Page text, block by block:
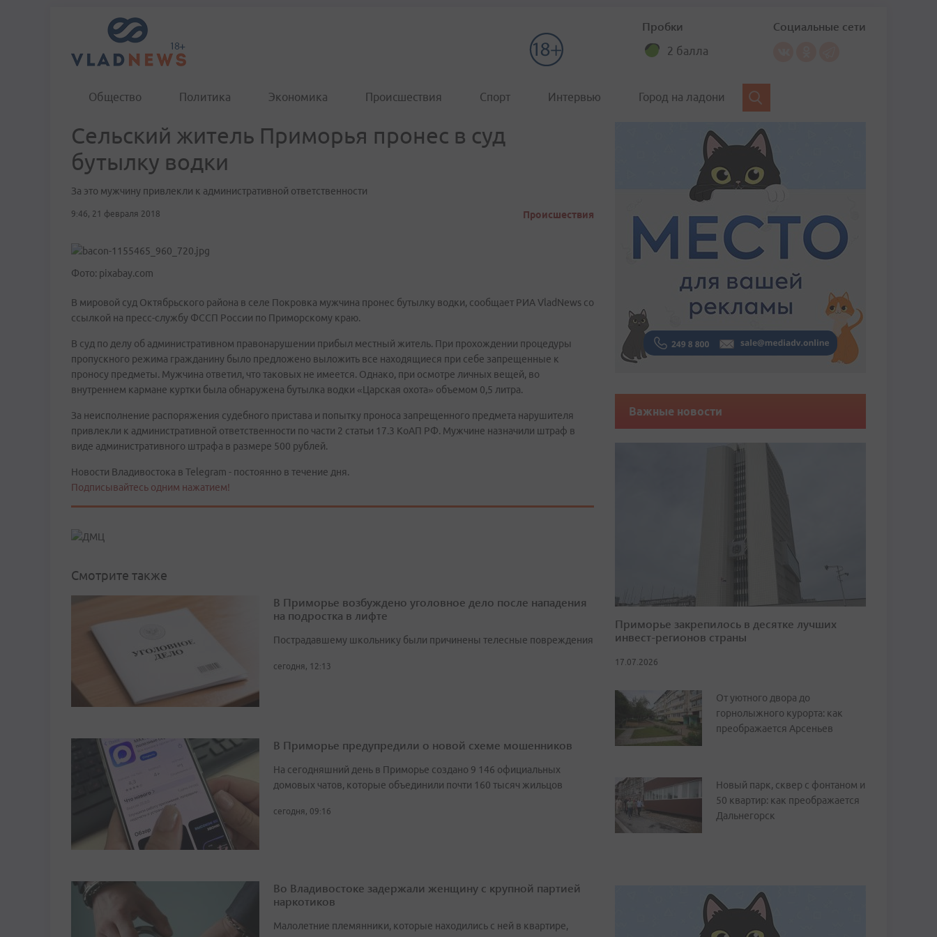
Пробки
2 балла
Социальные сети
Общество Политика Экономика Происшествия Спорт Интервью Город на ладони
Сельский житель Приморья пронес в суд
бутылку водки
За это мужчину привлекли к административной ответственности
9:46, 21 февраля 2018 Происшествия
Фото: pixabay.com
В мировой суд Октябрьского района в селе Покровка мужчина пронес бутылку водки, сообщает РИА VladNews со
ссылкой на пресс-службу ФССП России по Приморскому краю.
В суд по делу об административном правонарушении прибыл местный житель. При прохождении процедуры
пропускного режима гражданину было предложено выложить все находящиеся при себе запрещенные к
проносу предметы. Мужчина ответил, что таковых не имеется. Однако, при осмотре личных вещей, во
внутреннем кармане куртки была обнаружена бутылка водки «Царская охота» объемом 0,5 литра.
За неисполнение распоряжения судебного пристава и попытку проноса запрещенного предмета нарушителя
привлекли к административной ответственности по части 2 статьи 17.3 КоАП РФ. Мужчине назначили штраф в
виде административного штрафа в размере 500 рублей.
Новости Владивостока в Telegram - постоянно в течение дня.
Подписывайтесь одним нажатием!
Смотрите также
В Приморье возбуждено уголовное дело после нападения
на подростка в лифте
Пострадавшему школьнику были причинены телесные повреждения
сегодня, 12:13
В Приморье предупредили о новой схеме мошенников
На сегодняшний день в Приморье создано 9 146 официальных
домовых чатов, которые объединили почти 160 тысяч жильцов
сегодня, 09:16
Во Владивостоке задержали женщину с крупной партией
наркотиков
Малолетние племянники, которые находились с ней в квартире,
Важные новости
Приморье закрепилось в десятке лучших
инвест-регионов страны
17.07.2026
От уютного двора до
горнолыжного курорта: как
преображается Арсеньев
Новый парк, сквер с фонтаном и
50 квартир: как преображается
Дальнегорск